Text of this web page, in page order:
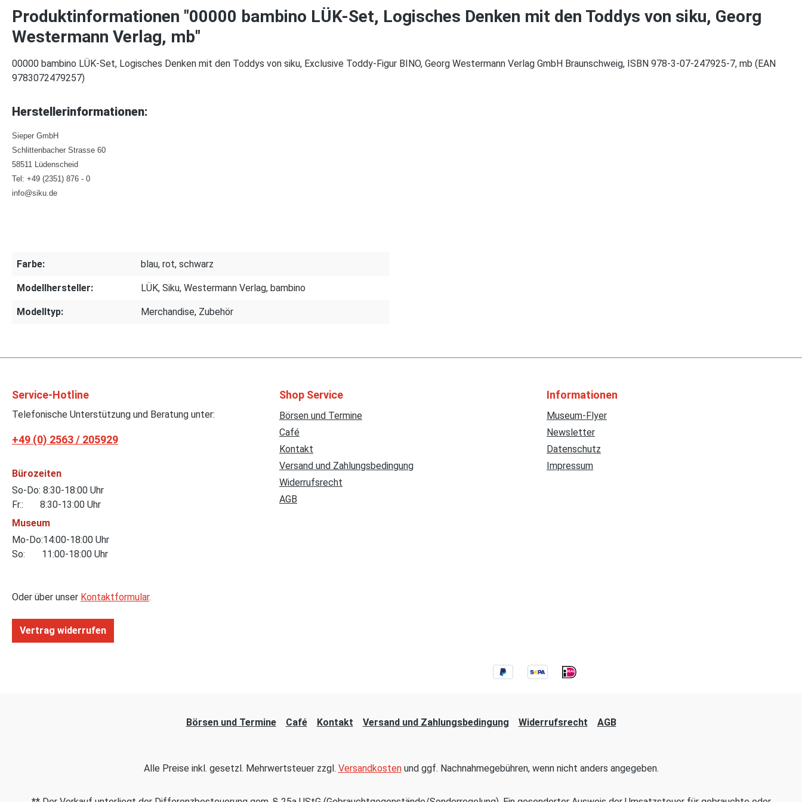
Produktinformationen "00000 bambino LÜK-Set, Logisches Denken mit den Toddys von siku, Georg
Westermann Verlag, mb"
00000 bambino LÜK-Set, Logisches Denken mit den Toddys von siku, Exclusive Toddy-Figur BINO, Georg Westermann Verlag GmbH Braunschweig, ISBN 978-3-07-247925-7, mb (EAN
9783072479257)
Herstellerinformationen:
Sieper GmbH
Schlittenbacher Strasse 60
58511 Lüdenscheid
Tel: +49 (2351) 876 - 0
info@siku.de
Farbe: blau, rot, schwarz
Modellhersteller: LÜK, Siku, Westermann Verlag, bambino
Modelltyp: Merchandise, Zubehör
Service-Hotline
Telefonische Unterstützung und Beratung unter:
+49 (0) 2563 / 205929
Bürozeiten
So-Do: 8:30-18:00 Uhr
Fr.: 8:30-13:00 Uhr
Museum
Mo-Do:14:00-18:00 Uhr
So: 11:00-18:00 Uhr
Oder über unser Kontaktformular.
Vertrag widerrufen
Shop Service
Börsen und Termine
Café
Kontakt
Versand und Zahlungsbedingung
Widerrufsrecht
AGB
Informationen
Museum-Flyer
Newsletter
Datenschutz
Impressum
Börsen und Termine Café Kontakt Versand und Zahlungsbedingung Widerrufsrecht AGB
Alle Preise inkl. gesetzl. Mehrwertsteuer zzgl. Versandkostenund ggf. Nachnahmegebühren, wenn nicht anders angegeben.